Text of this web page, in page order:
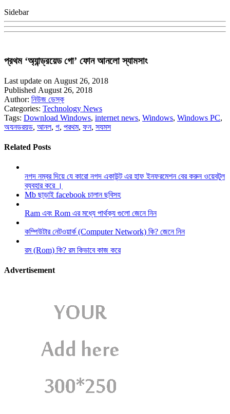
Sidebar
প্রথম ‘অ্যান্ড্রয়েড গো’ ফোন আনলো স্যামসাং
Last update on August 26, 2018
Published August 26, 2018
Author: নিউজ ডেস্ক
Categories: Technology News
Tags: Download Windows, internet news, Windows, Windows PC,
অযনডরয়ড, আনল, গ, পরথম, ফন, সযমস
Related Posts
নগদ নম্বর দিয়ে যে কারো নগদ একাউন্ট এর হাফ ইনফরমেশন বের করুন ওয়েবটুল
ব্যবহার করে ।
Mb ছাড়াই facebook চালান ছবিসহ
Ram এবং Rom এর মধ্যে পার্থক্য গুলো জেনে নিন
কম্পিউটার নেটওয়ার্ক (Computer Network) কি? জেনে নিন
রম (Rom) কি? রম কিভাবে কাজ করে
Advertisement